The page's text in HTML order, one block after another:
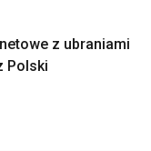
z ubraniami
Polski